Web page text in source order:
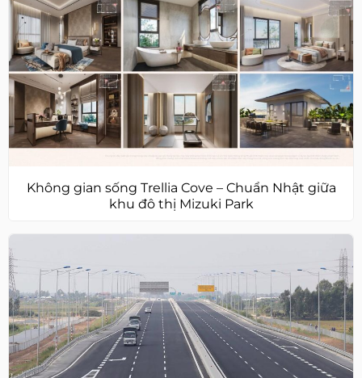
Không gian sống Trellia Cove – Chuẩn Nhật giữa
khu đô thị Mizuki Park